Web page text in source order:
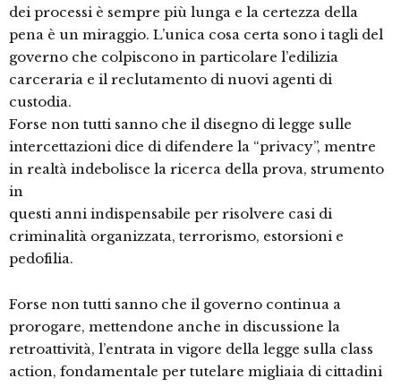
dei processi è sempre più lunga e la certezza della
pena è un miraggio. L’unica cosa certa sono i tagli del
governo che colpiscono in particolare l’edilizia
carceraria e il reclutamento di nuovi agenti di
custodia.
Forse non tutti sanno che il disegno di legge sulle
intercettazioni dice di difendere la “privacy”, mentre
in realtà indebolisce la ricerca della prova, strumento
in
questi anni indispensabile per risolvere casi di
criminalità organizzata, terrorismo, estorsioni e
pedofilia.
Forse non tutti sanno che il governo continua a
prorogare, mettendone anche in discussione la
retroattività, l’entrata in vigore della legge sulla class
action, fondamentale per tutelare migliaia di cittadini